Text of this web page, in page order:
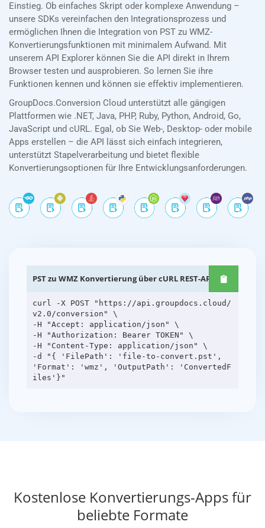
Einstieg. Ob einfaches Skript oder komplexe Anwendung –
unsere SDKs vereinfachen den Integrationsprozess und
ermöglichen Ihnen die Integration von PST zu WMZ-
Konvertierungsfunktionen mit minimalem Aufwand. Mit
unserem API Explorer können Sie die API direkt in Ihrem
Browser testen und ausprobieren. So lernen Sie ihre
Funktionen kennen und können sie effektiv implementieren.
GroupDocs.Conversion Cloud unterstützt alle gängigen
Plattformen wie .NET, Java, PHP, Ruby, Python, Android, Go,
JavaScript und cURL. Egal, ob Sie Web-, Desktop- oder mobile
Apps erstellen – die API lässt sich einfach integrieren,
unterstützt Stapelverarbeitung und bietet flexible
Konvertierungsoptionen für Ihre Entwicklungsanforderungen.
PST zu WMZ Konvertierung über cURL REST-APIs
curl -X POST "https://api.groupdocs.cloud/
v2.0/conversion" \
-H "Accept: application/json" \
-H "Authorization: Bearer TOKEN" \
-H "Content-Type: application/json" \
-d "{ 'FilePath': 'file-to-convert.pst',
'Format': 'wmz', 'OutputPath': 'ConvertedF
Kostenlose Konvertierungs-Apps für
beliebte Formate